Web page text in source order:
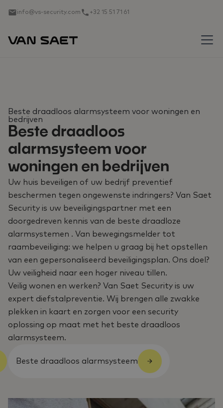
info@vs-security.com +32 15 51 71 61
Beste draadloos alarmsysteem voor woningen en
bedrijven
Beste draadloos
alarmsysteem voor
woningen en bedrijven
Uw huis beveiligen of uw bedrijf preventief
beschermen tegen ongewenste indringers? Van Saet
Security is uw beveiligingspartner met een
doorgedreven kennis van de beste draadloze
alarmsystemen . Van bewegingsmelder tot
raambeveiliging: we helpen u graag bij het opstellen
van een gepersonaliseerd beveiligingsplan. Ons doel?
Uw veiligheid naar een hoger niveau tillen.
Veilig wonen en werken? Van Saet Security is uw
expert diefstalpreventie. Wij brengen alle zwakke
plekken in kaart en zorgen voor een security
oplossing op maat met het beste draadloos
alarmsysteem.
Beste draadloos alarmsysteem